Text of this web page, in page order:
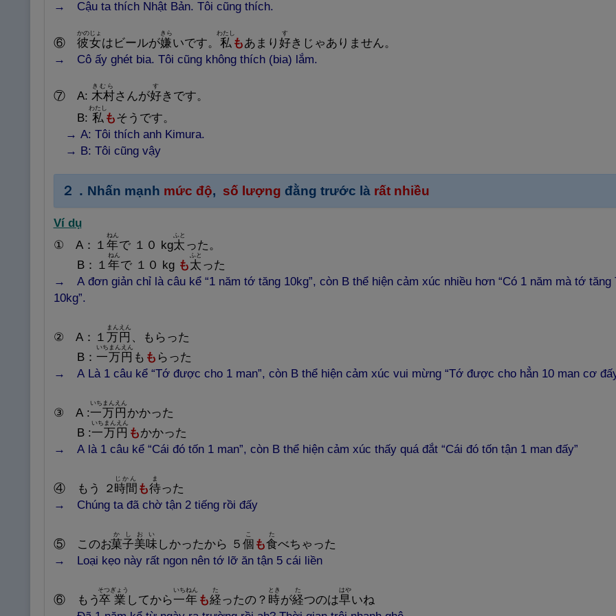
phương
→ Cậuta thích Nhật Bản. Tôi cũng thích.
⑥ 彼女
かのじょ
はビールが嫌
ưa
きら
いです。 私
わたし
もあまり 好
す
きじゃありません。
→ Cô ấy ghét bia. Tôi cũng không thích (bia) lắm.
⑦ A: 木村
きむら
さんが好
す
きです。
B: 私
わたし
もそうです。
→ A: Tôi thích anh Kimura.
→ B: Tôi cũng vậy
２．Nhấn mạnh mức độ, số lượng đằng trước làrất nhiều
Ví dụ
① A：１ 年
ねん
で １０ kg太
ふと
った。
B：１ 年
ねん
で １０ kg も太
ふと
った
→ A đơn giản chỉ là câu kể “1 năm tớ tăng 10kg”, còn B thể hiện cảm xúc nhiều hơn “Có 1 năm mà tớ tăng
10kg”.
② A：１ 万 円
まんえん
、もらった
B： 一万 円
いちまんえん
も も らった
→ A Là 1 câu kể “Tớ được cho 1 man”, còn B thể hiện cảm xúc vui mừng “Tớ được cho hẳn 10 man cơ
③ A :一万 円
いちまんえん
かかった
B :一万 円
いちまんえん
もかかった
→ A là 1 câu kể “Cái đó tốn 1 man”, còn B thể hiện cảm xúc thấy quá đắt “Cái đó tốn tận 1 man đấy”
④ もう ２時間
じかん
も待
ま
った
→ Chúng ta đã chờ tận 2 tiếng rồi đấy
⑤ このお菓子
かし
美味
おい
しかったから ５ 個
こ
も食
た
べちゃった
→ Loại kẹo này rất ngon nên tớ lỡ ăn tận 5 cái liền
⑥ もう卒業
そつぎょう
してから一年
いちねん
も経
た
ったの？ 時
とき
が経
た
つのは早
はや
いね